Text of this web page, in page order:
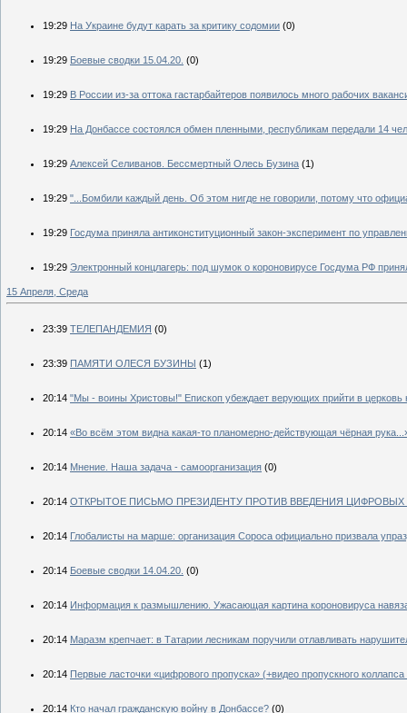
19:29 На Украине будут карать за критику содомии (0)
19:29 Боевые сводки 15.04.20. (0)
19:29 В России из-за оттока гастарбайтеров появилось много рабочих
19:29 На Донбассе состоялся обмен пленными, республикам передали 14
19:29 Алексей Селиванов. Бессмертный Олесь Бузина (1)
19:29 "...Бомбили каждый день. Об этом нигде не говорили, потому что
19:29 Госдума приняла антиконституционный закон-эксперимент по
19:29 Электронный концлагерь: под шумок о короновирусе Госдума РФ
15 Апреля, Среда
23:39 ТЕЛЕПАНДЕМИЯ (0)
23:39 ПАМЯТИ ОЛЕСЯ БУЗИНЫ (1)
20:14 "Мы - воины Христовы!" Епископ убеждает верующих прийти в церковь
20:14 «Во всём этом видна какая-то планомерно-действующая чёрная
20:14 Мнение. Наша задача - самоорганизация (0)
20:14 ОТКРЫТОЕ ПИСЬМО ПРЕЗИДЕНТУ ПРОТИВ ВВЕДЕНИЯ
20:14 Глобалисты на марше: организация Сороса официально призвала
20:14 Боевые сводки 14.04.20. (0)
20:14 Информация к размышлению. Ужасающая картина короновируса
20:14 Маразм крепчает: в Татарии лесникам поручили отлавливать
20:14 Первые ласточки «цифрового пропуска» (+видео пропускного
20:14 Кто начал гражданскую войну в Донбассе? (0)